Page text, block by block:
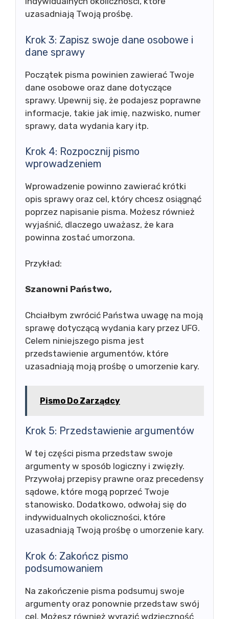
uzasadniają Twoją prośbę.
Krok 3: Zapisz swoje dane osobowe i
dane sprawy
Początek pisma powinien zawierać Twoje
dane osobowe oraz dane dotyczące
sprawy. Upewnij się, że podajesz poprawne
informacje, takie jak imię, nazwisko, numer
sprawy, data wydania kary itp.
Krok 4: Rozpocznij pismo
wprowadzeniem
Wprowadzenie powinno zawierać krótki
opis sprawy oraz cel, który chcesz osiągnąć
poprzez napisanie pisma. Możesz również
wyjaśnić, dlaczego uważasz, że kara
powinna zostać umorzona.
Przykład:
Szanowni Państwo,
Chciałbym zwrócić Państwa uwagę na moją
sprawę dotyczącą wydania kary przez UFG.
Celem niniejszego pisma jest
przedstawienie argumentów, które
uzasadniają moją prośbę o umorzenie kary.
Pismo Do Zarządcy
Krok 5: Przedstawienie argumentów
W tej części pisma przedstaw swoje
argumenty w sposób logiczny i zwięzły.
Przywołaj przepisy prawne oraz precedensy
sądowe, które mogą poprzeć Twoje
stanowisko. Dodatkowo, odwołaj się do
indywidualnych okoliczności, które
uzasadniają Twoją prośbę o umorzenie kary.
Krok 6: Zakończ pismo
podsumowaniem
Na zakończenie pisma podsumuj swoje
argumenty oraz ponownie przedstaw swój
cel. Możesz również wyrazić wdzięczność